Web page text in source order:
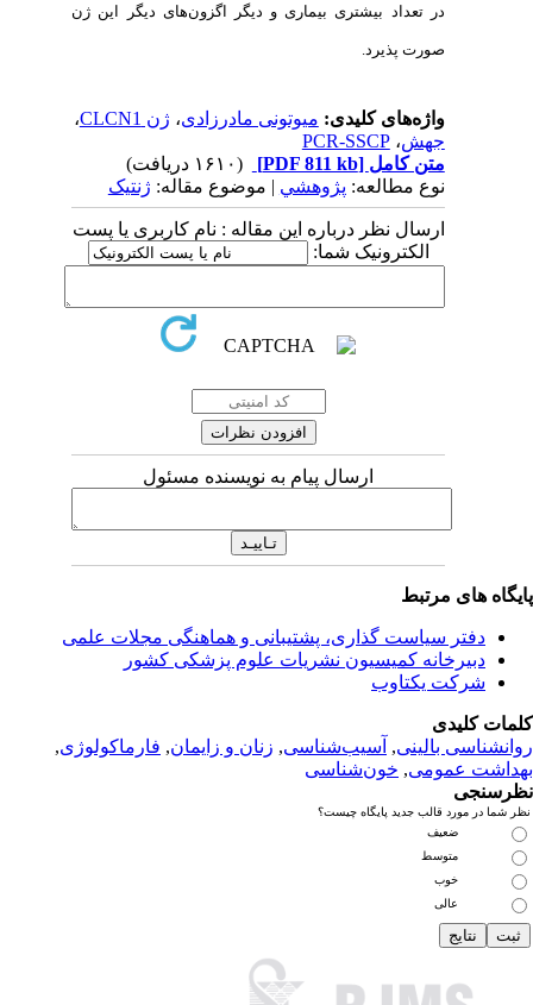
در تعداد بیشتری بیماری و دیگر اگزونهای دیگر این ژن
صورت پذیرد.
واژه‌های کلیدی:میوتونی مادرزادی،ژن CLCN1
،
جهش،PCR-SSCP
متن کامل[PDF 811 kb]
نوع مطالعه:پژوهشي| موضوع مقاله:ژنتیک
ارسال نظر درباره این مقاله : نام کاربری یا پست
الکترونیک شما:
ارسال پیام به نویسنده مسئول
های مرتبط
دفتر سیاست گذاری، پشتیبانی و هماهنگی مجلات علمی
دبیرخانه کمیسیون نشریات علوم پزشکی کشور
شرکت یکتاوب
کلیدی
بالینی, آسیب‌شناسی, زنان و زایمان,فارماکولوژی ,
عمومی, خون‌شناسی
شما در مورد قالب جدید پایگاه چیست؟
ضعیف
متوسط
خوب
عالی